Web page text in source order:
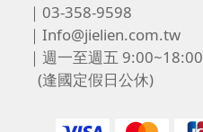
｜03-358-9598
｜Info@jielien.com.tw
｜週一至週五 9:00~18:00
(逢國定假日公休)